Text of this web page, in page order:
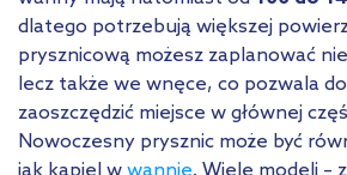
dlatego potrzebują większej
prysznicową możesz zaplanować
lecz także we wnęce, co pozwala
zaoszczędzić miejsce w głównej
Nowoczesny prysznic może być